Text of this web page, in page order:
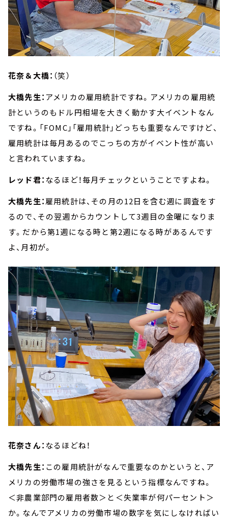
花奈＆大橋： （笑）
大橋先生： アメリカの雇用統計ですね。アメリカの雇用統
計というのもドル円相場を大きく動かす大イベントなん
ですね。「FOMC」「雇用統計」どっちも重要なんですけど、
雇用統計は毎月あるのでこっちの方がイベント性が高い
と言われていますね。
レッド君： なるほど！毎月チェックということですよね。
大橋先生：雇用統計は、その月の12日を含む週に調査をす
るので、その翌週からカウントして3週目の金曜になりま
す。だから第1週になる時と第2週になる時があるんです
よ、月初が。
花奈さん： なるほどね！
大橋先生： この雇用統計がなんで重要なのかというと、ア
メリカの労働市場の強さを見るという指標なんですね。
＜非農業部門の雇用者数＞と＜失業率が何パーセント＞
か。なんでアメリカの労働市場の数字を気にしなければい